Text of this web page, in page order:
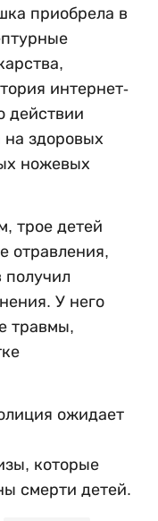
приобрела в
интернет-
действии
на здоровых
ножевых
трое детей
отравления,
получил
У него
травмы,
ожидает
которые
смерти детей.